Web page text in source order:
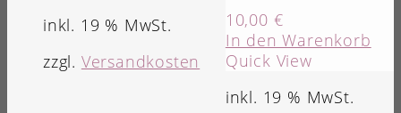
inkl. 19 % MwSt.
zzgl. Versandkosten
10,00 €
In den Warenkorb
Quick View
inkl. 19 % MwSt.